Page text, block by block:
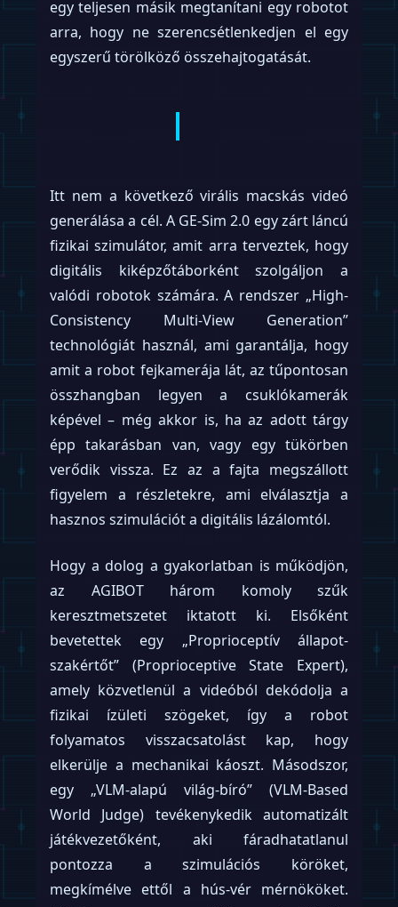
fix áron.
Ez a lépés aWest Egg Labsernyője alatt
takarítást, mert az Ön otthoni
rendetlensége a tökéletes terep az AI
tanításához. A Gatsby viszont a kényelmet
és a magánélet szentségét árulja. Egy San
Francisco-i emberi takarító árával (ami 150
és 300 dollár között mozog) versenyző
összegért a cég egy teljes méretű humanoid
robotot küld ki a lakásba, hogy
elmosogasson, letakarítsa a felületeket,
felmossa a padlót, vagy akár
összehajtogassa a ruhákat. A folyamat
pofonegyszerű: egy iOS-alkalmazáson
keresztül foglalható, és semmiféle emberi
interakciót nem igényel.
Érdekesség, hogy a Gatsby nem saját
hardvert épít. A cég „robot-agnosztikus”
fogyasztói platformként határozza meg
magát: ők akarják lenni az a szolgáltatási
réteg, amely összeköti az ügyfeleket a
legjobb gyártók – például az 1X, aFigure
vagy a Sunday
– humanoidjaival. Ez egy
klasszikus szilícium-völgyi platform-
stratégia: hagyd, hogy mások vívják meg a
véres hardverháborúkat, miközben te
birtokolod az ügyfélkapcsolatot. A cég
állítása szerint a takarítás rutin feladatai
teljesen autonóm módon zajlanak.
Ugyanakkor a weboldalukon eldugva ott